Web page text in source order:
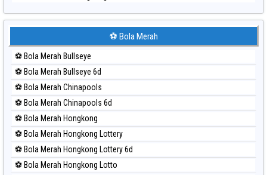
Paito Harian Sydney
Paito Harian Sydney Lottery
Paito Harian Sydney Lottery 6d
Paito Harian Sydney Lotto
Paito Harian Sydney Pools 6d
Paito Harian Taipei
Paito Harian Taiwan
⚽ Bola Merah
⚽ Bola Merah Bullseye
⚽ Bola Merah Bullseye 6d
⚽ Bola Merah Chinapools
⚽ Bola Merah Chinapools 6d
⚽ Bola Merah Hongkong
⚽ Bola Merah Hongkong Lottery
⚽ Bola Merah Hongkong Lottery 6d
⚽ Bola Merah Hongkong Lotto